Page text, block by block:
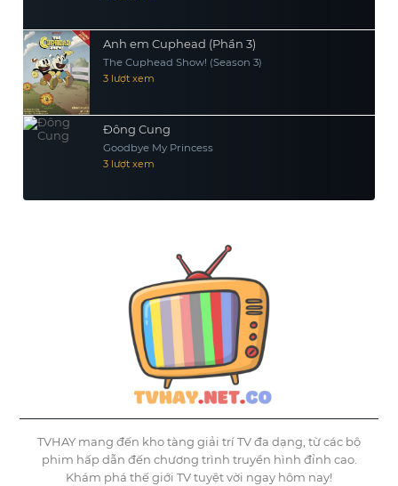
Anh em Cuphead (Phần 3)
The Cuphead Show! (Season 3)
3 lượt xem
Đông Cung
Goodbye My Princess
3 lượt xem
TVHAY mang đến kho tàng giải trí TV đa dạng, từ các bộ
phim hấp dẫn đến chương trình truyền hình đỉnh cao.
Khám phá thế giới TV tuyệt vời ngay hôm nay!